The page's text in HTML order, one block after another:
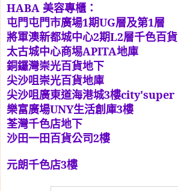
HABA 美容專櫃：
屯門屯門市廣場1期UG層及第1層
將軍澳新都城中心2期L2層千色百貨
太古城中心商埸APITA地庫
銅鑼灣崇光百貨地下
尖沙咀崇光百貨地庫
尖沙咀廣東道海港城3樓city'super
樂富廣場UNY生活創庫3樓
荃灣千色店地下
沙田一田百貨公司2樓
元朗千色店3樓